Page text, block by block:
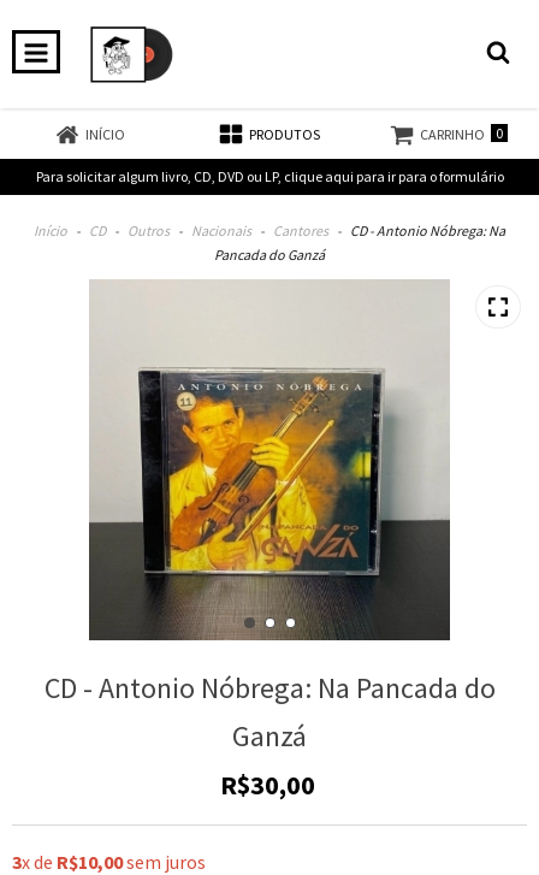
INÍCIO PRODUTOS CARRINHO 0
Para solicitar algum livro, CD, DVD ou LP, clique aqui para ir para o formulário
Início - CD - Outros - Nacionais - Cantores - CD - Antonio Nóbrega: Na
Pancada do Ganzá
CD - Antonio Nóbrega: Na Pancada do
Ganzá
R$30,00
3x de R$10,00sem juros